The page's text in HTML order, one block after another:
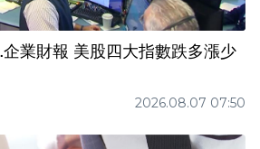
業財報 美股四大指數跌多漲少
2026.08.07 07:50